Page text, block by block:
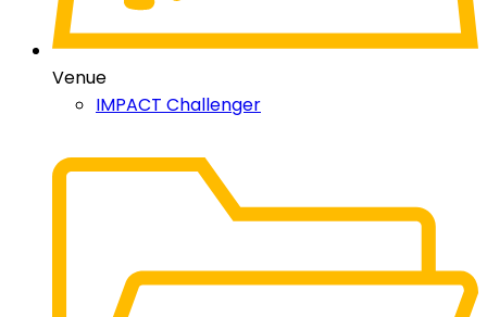
Venue
IMPACT Challenger